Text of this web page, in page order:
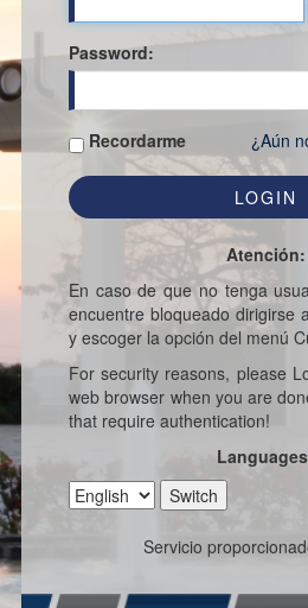
Password:
Recordarme ¿Aún
Atención:
En caso de que no tenga
encuentre bloqueado dirigirse
y escoger la opción del menú
For security reasons, please
web browser when you are
that require authentication!
Servicio